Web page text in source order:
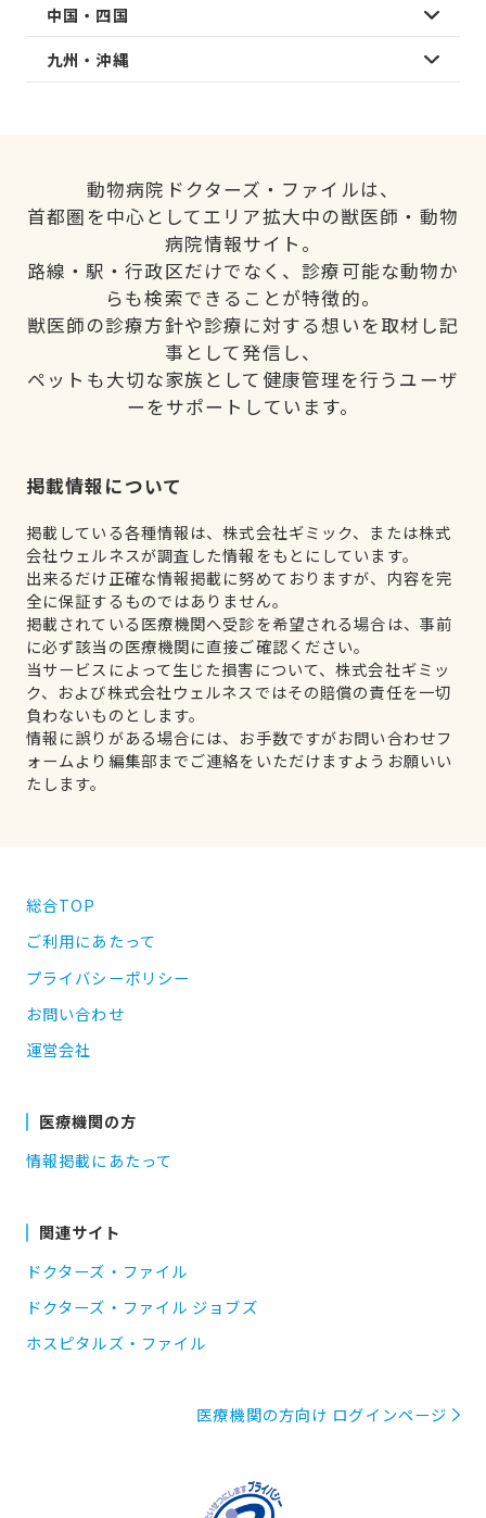
中国・四国
九州・沖縄
動物病院ドクターズ・ファイルは、
首都圏を中心としてエリア拡大中の獣医師・動物
病院情報サイト。
路線・駅・行政区だけでなく、診療可能な動物か
らも検索できることが特徴的。
獣医師の診療方針や診療に対する想いを取材し記
事として発信し、
ペットも大切な家族として健康管理を行うユーザ
ーをサポートしています。
掲載情報について
掲載している各種情報は、株式会社ギミック、または株式
会社ウェルネスが調査した情報をもとにしています。
出来るだけ正確な情報掲載に努めておりますが、内容を完
全に保証するものではありません。
掲載されている医療機関へ受診を希望される場合は、事前
に必ず該当の医療機関に直接ご確認ください。
当サービスによって生じた損害について、株式会社ギミッ
ク、および株式会社ウェルネスではその賠償の責任を一切
負わないものとします。
情報に誤りがある場合には、お手数ですがお問い合わせフ
ォームより編集部までご連絡をいただけますようお願いい
たします。
総合TOP
ご利用にあたって
プライバシーポリシー
お問い合わせ
運営会社
医療機関の方
情報掲載にあたって
関連サイト
ドクターズ・ファイル
ドクターズ・ファイル ジョブズ
ホスピタルズ・ファイル
医療機関の方向け ログインページ